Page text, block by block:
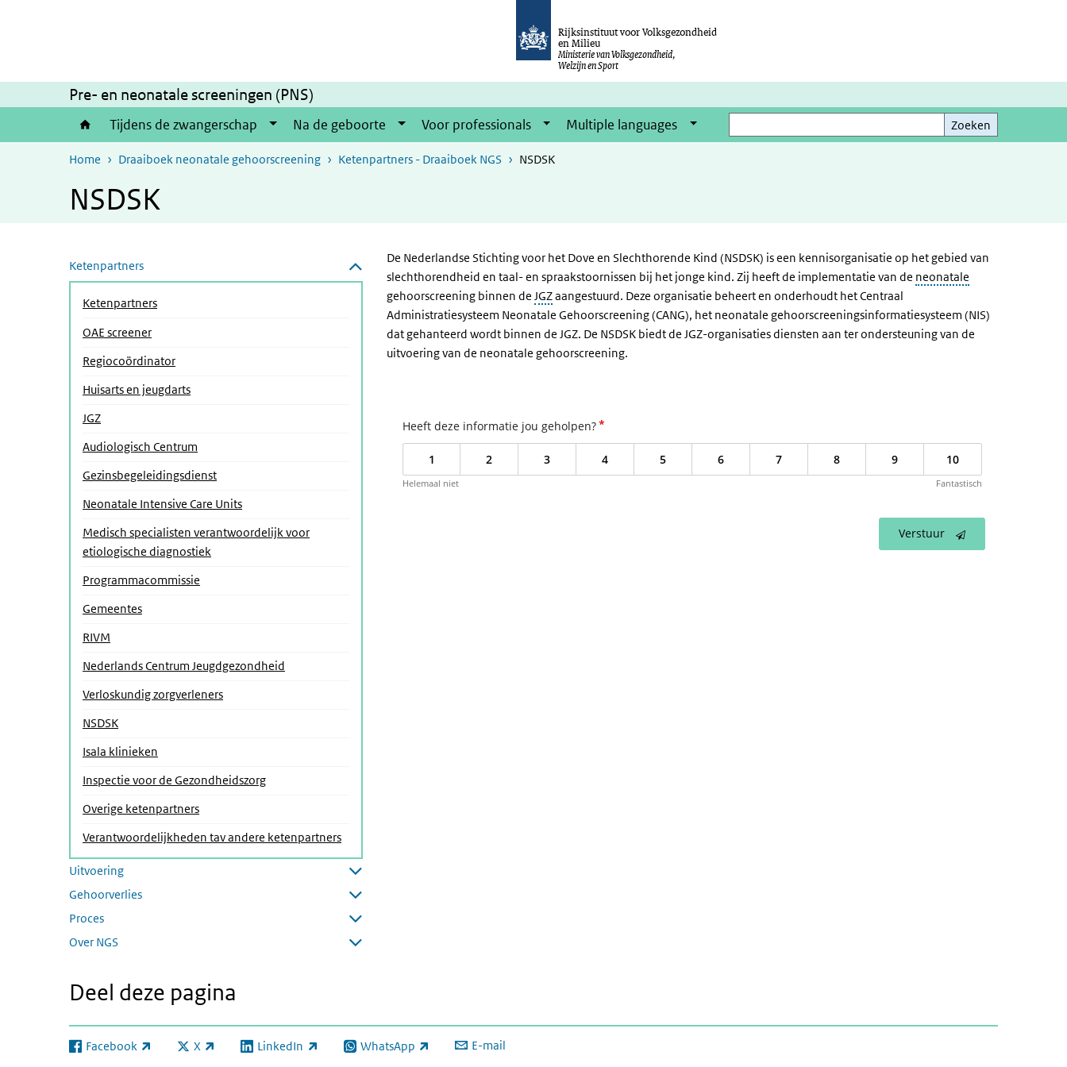
Rijksinstituut voor Volksgezondheid
en Milieu
Ministerie van Volksgezondheid,
Welzijn en Sport
Pre- en neonatale screeningen (PNS)
Tijdens de zwangerschap Na de geboorte Voor professionals Multiple languages
Zoeken
Zoeken
Home Draaiboek neonatale gehoorscreening Ketenpartners - Draaiboek NGS NSDSK
NSDSK
Overslaan menu
Ketenpartners
Submenu sluiten
Ketenpartners
OAE screener
Regiocoördinator
Huisarts en jeugdarts
JGZ
Audiologisch Centrum
Gezinsbegeleidingsdienst
Neonatale Intensive Care Units
Medisch specialisten verantwoordelijk voor
etiologische diagnostiek
Programmacommissie
Gemeentes
RIVM
Nederlands Centrum Jeugdgezondheid
Verloskundig zorgverleners
NSDSK(Actieve pagina)
Isala klinieken
Inspectie voor de Gezondheidszorg
Overige ketenpartners
Verantwoordelijkheden tav andere ketenpartners
Uitvoering
Submenu openen
Gehoorverlies
Proces
Over NGS
De Nederlandse Stichting voor het Dove en Slechthorende Kind (NSDSK) is een kennisorganisatie op het gebied van
slechthorendheid en taal- en spraakstoornissen bij het jonge kind. Zij heeft de implementatie van de neonatale
gehoorscreening binnen de JGZaangestuurd. Deze organisatie beheert en onderhoudt het Centraal
Administratiesysteem Neonatale Gehoorscreening (CANG), het neonatale gehoorscreeningsinformatiesysteem (NIS)
dat gehanteerd wordt binnen de JGZ. De NSDSK biedt de JGZ-organisaties diensten aan ter ondersteuning van de
uitvoering van de neonatale gehoorscreening.
Heeft deze informatie jou geholpen?*
1 2 3 4 5 6 7 8 9 10
Helemaal niet Fantastisch
Verstuur
Deel deze pagina
Facebook
(externe link) X
(externe link) LinkedIn
(externe link) WhatsApp
(externe link) E-mail